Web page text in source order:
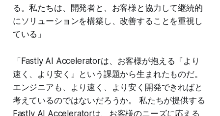
る。私たちは、開発者と、お客様と協力して継続的
にソリューションを構築し、改善することを重視し
ている」
「Fastly AI Acceleratorは、お客様が抱える『より
速く、より安く』という課題から生まれたものだ。
エンジニアも、より速く、より安く開発できればと
考えているのではないだろうか。 私たちが提供する
Fastly AI Acceleratorは、お客様のニーズに応える